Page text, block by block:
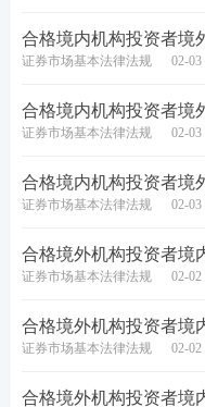
证券报考：【报考条
券行业薪资查询 】
考试推荐：【干货笔
刷题神器：【233网校
合格境内机构投资者境
证券市场基本法律法规 02-03
合格境内机构投资者境
证券市场基本法律法规 02-03
合格境内机构投资者境
证券市场基本法律法规 02-03
合格境外机构投资者境
证券市场基本法律法规 02-02
合格境外机构投资者境
证券市场基本法律法规 02-02
合格境外机构投资者境